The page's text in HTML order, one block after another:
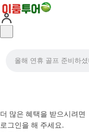
올해 연휴 골프 준비하
더 많은 혜택을 받으시려면
로그인 을 해 주세요.